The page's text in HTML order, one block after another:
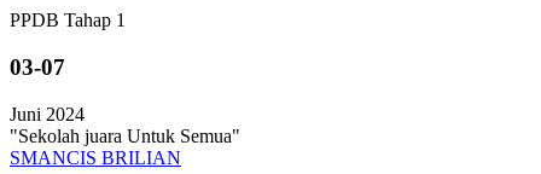
PPDB Tahap 1
03-07
Juni 2024
"Sekolah juara Untuk Semua"
SMANCIS BRILIAN